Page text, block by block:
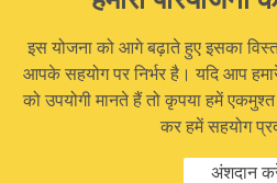
इस योजना को आगे बढ़ाते हुए इसका
आपके सहयोग पर निर्भर है। यदि आप हमारे
को उपयोगी मानते हैं तो कृपया हमें एकमुश्त
कर हमें सहयोग
अंशदान